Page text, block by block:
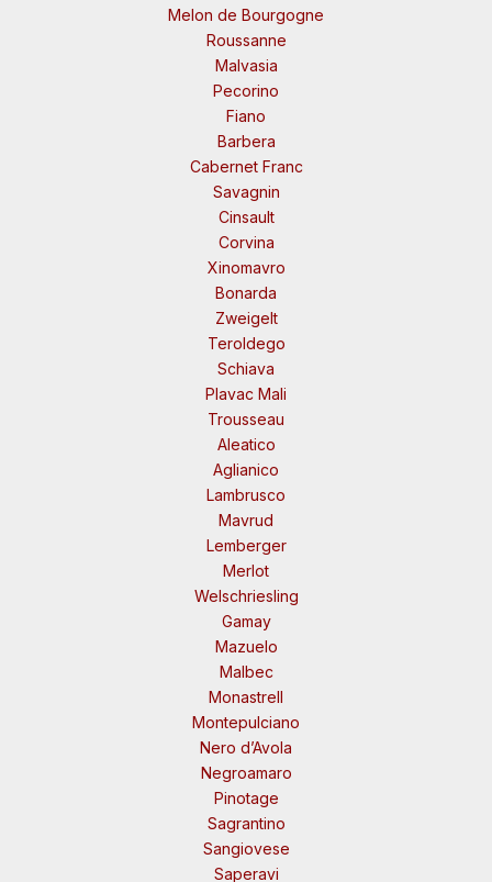
Melon de Bourgogne
Roussanne
Malvasia
Pecorino
Fiano
Barbera
Cabernet Franc
Savagnin
Cinsault
Corvina
Xinomavro
Bonarda
Zweigelt
Teroldego
Schiava
Plavac Mali
Trousseau
Aleatico
Aglianico
Lambrusco
Mavrud
Lemberger
Merlot
Welschriesling
Gamay
Mazuelo
Malbec
Monastrell
Montepulciano
Nero d’Avola
Negroamaro
Pinotage
Sagrantino
Sangiovese
Saperavi